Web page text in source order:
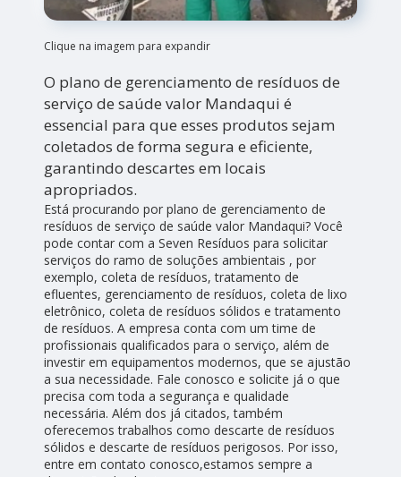
Clique na imagem para expandir
O plano de gerenciamento de resíduos de
serviço de saúde valor Mandaqui é
essencial para que esses produtos sejam
coletados de forma segura e eficiente,
garantindo descartes em locais
apropriados.
Está procurando por plano de gerenciamento de
resíduos de serviço de saúde valor Mandaqui? Você
pode contar com a Seven Resíduos para solicitar
serviços do ramo de soluções ambientais , por
exemplo, coleta de resíduos, tratamento de
efluentes, gerenciamento de resíduos, coleta de lixo
eletrônico, coleta de resíduos sólidos e tratamento
de resíduos. A empresa conta com um time de
profissionais qualificados para o serviço, além de
investir em equipamentos modernos, que se ajustão
a sua necessidade. Fale conosco e solicite já o que
precisa com toda a segurança e qualidade
necessária. Além dos já citados, também
oferecemos trabalhos como descarte de resíduos
sólidos e descarte de resíduos perigosos. Por isso,
entre em contato conosco,estamos sempre a